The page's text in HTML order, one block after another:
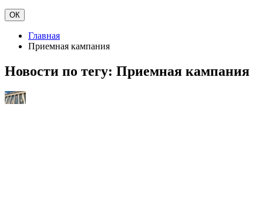
ОК
Главная
Приемная кампания
Новости по тегу: Приемная кампания